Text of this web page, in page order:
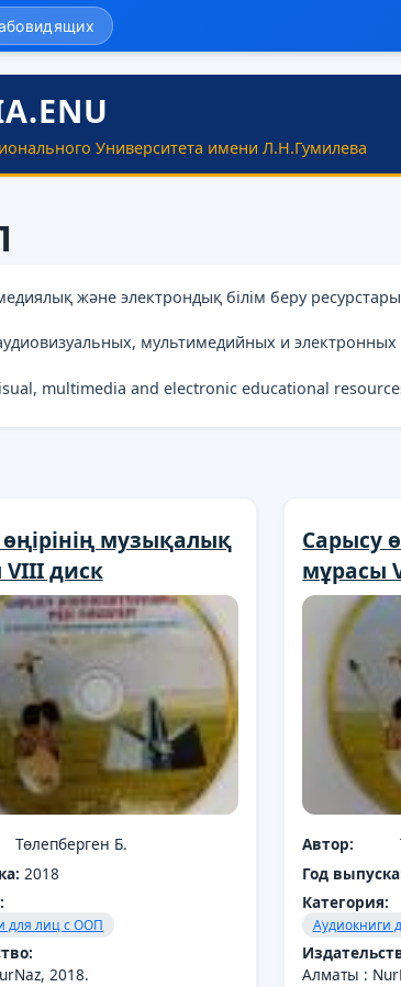
Университета имени Л.Н.Гумилева
және электрондық білім беру
мультимедийных и
multimedia and electronic educational
музықалық
диск
Төлепберген Б.
2018
для лиц с ООП
2018.
Cарысу
мұрасы
Автор:
Год
Категория:
Аудиокниги
Алматы :